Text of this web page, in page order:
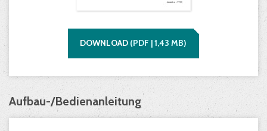
DOWNLOAD (PDF |1,43 MB)
Aufbau-/Bedienanleitung